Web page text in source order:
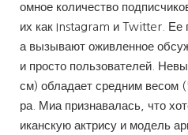
омное количество
их как Instagram и Twitter. Ее
а вызывают оживленное
и просто пользователей.
см) обладает средним весом
ра. Миа признавалась, что
иканскую актрису и модель